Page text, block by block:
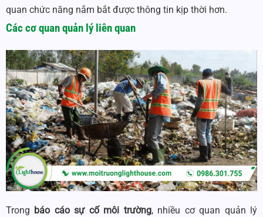
quan chức năng nắm bắt được thông tin kịp thời hơn.
Các cơ quan quản lý liên quan
Trong báo cáo sự cố môi trường, nhiều cơ quan quản lý